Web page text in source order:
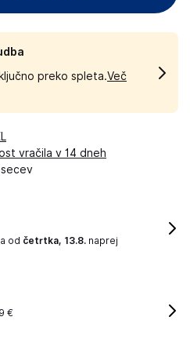
preko spleta.Več
vračila v 14 dneh
od četrtka, 13.8. naprej
€